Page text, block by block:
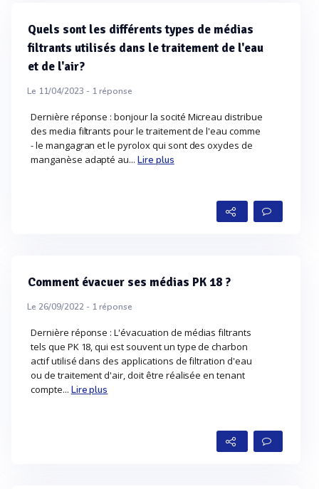
Quels sont les différents types de médias
filtrants utilisés dans le traitement de l'eau
et de l'air?
Le 11/04/2023 - 1réponse
Dernière réponse : bonjour la socité Micreau distribue
des media filtrants pour le traitement de l'eau comme
- le mangagran et le pyrolox qui sont des oxydes de
manganèse adapté au...Lire plus
Comment évacuer ses médias PK 18 ?
Le 26/09/2022 - 1réponse
Dernière réponse : L'évacuation de médias filtrants
tels que PK 18, qui est souvent un type de charbon
actif utilisé dans des applications de filtration d'eau
ou de traitement d'air, doit être réalisée en tenant
compte... Lire plus